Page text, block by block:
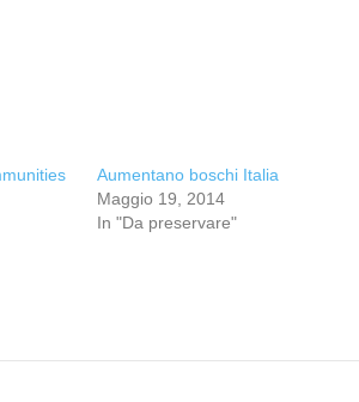
Aumentano boschi Italia
Maggio 19, 2014
In "Da preservare"